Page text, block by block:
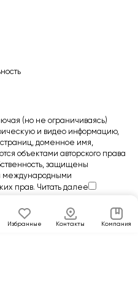
Избранные Контакты Компания
(но не ограничиваясь)
и видео информацию,
доменное имя,
объектами авторского права
защищены
международными
прав. Читать далее